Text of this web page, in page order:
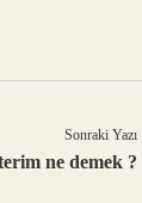
Sonraki Yazı
ne demek ?